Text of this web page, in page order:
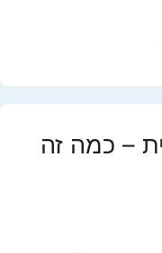
– כמה זה